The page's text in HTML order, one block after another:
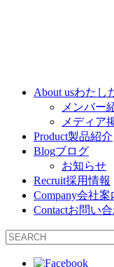
About usわたし
メンバー
メディア
Product製品紹介
Blogブログ
お知らせ
Recruit採用情報
Company会社案
Contactお問い